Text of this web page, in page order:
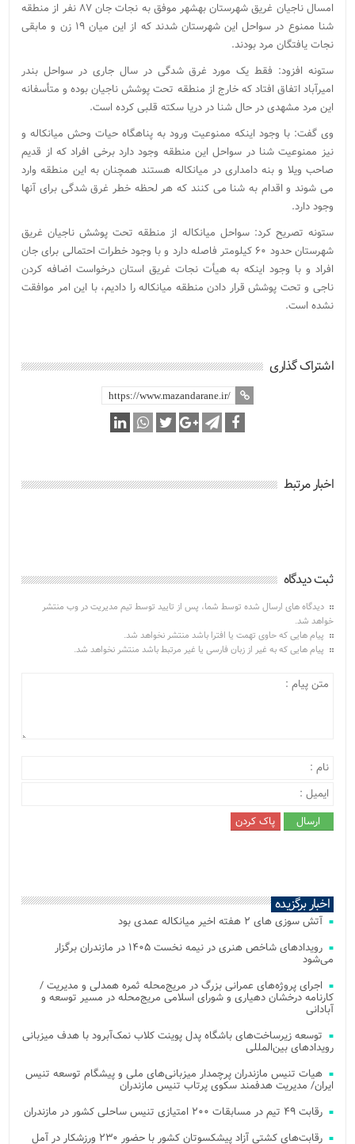
امسال ناجیان غریق شهرستان بهشهر موفق به نجات جان ۸۷ نفر از منطقه
شنا ممنوع در سواحل این شهرستان شدند که از این میان ۱۹ زن و مابقی
نجات یافتگان مرد بودند.
ستونه افزود: فقط یک مورد غرق شدگی در سال جاری در سواحل بندر
امیرآباد اتفاق افتاد که خارج از منطقه تحت پوشش ناجیان بوده و متأسفانه
این مرد مشهدی در حال شنا در دریا سکته قلبی کرده است.
وی گفت: با وجود اینکه ممنوعیت ورود به پناهگاه حیات وحش میانکاله و
نیز ممنوعیت شنا در سواحل این منطقه وجود دارد برخی افراد که از قدیم
صاحب ویلا و بنه دامداری در میانکاله هستند همچنان به این منطقه وارد
می شوند و اقدام به شنا می کنند که هر لحظه خطر غرق شدگی برای آنها
وجود دارد.
ستونه تصریح کرد: سواحل میانکاله از منطقه تحت پوشش ناجیان غریق
شهرستان حدود ۶۰ کیلومتر فاصله دارد و با وجود خطرات احتمالی برای جان
افراد و با وجود اینکه به هیأت نجات غریق استان درخواست اضافه کردن
ناجی و تحت پوشش قرار دادن منطقه میانکاله را دادیم، با این امر موافقت
نشده است.
اشتراک گذاری
اخبار مرتبط
ثبت دیدگاه
دیدگاه های ارسال شده توسط شما، پس از تایید توسط تیم مدیریت در وب منتشر
خواهد شد.
پیام هایی که حاوی تهمت یا افترا باشد منتشر نخواهد شد.
پیام هایی که به غیر از زبان فارسی یا غیر مرتبط باشد منتشر نخواهد شد.
اخبار برگزیده
آتش‌ سوزی‌ های ۲ هفته اخیر میانکاله عمدی بود
رویدادهای شاخص هنری در نیمه نخست ۱۴۰۵ در مازندران برگزار
می‌شود
اجرای پروژه‌های عمرانی بزرگ در مریج‌محله ثمره همدلی و مدیریت /
کارنامه درخشان دهیاری و شورای اسلامی مریج‌محله در مسیر توسعه و
آبادانی
توسعه زیرساخت‌های باشگاه پدل پوینت کلاب نمک‌آبرود با هدف میزبانی
رویدادهای بین‌المللی
هیات تنیس مازندران پرچمدار میزبانی‌های ملی و پیشگام توسعه تنیس
ایران/ مدیریت هدفمند سکوی پرتاب تنیس مازندران
رقابت ۴۹ تیم در مسابقات ۲۰۰ امتیازی تنیس ساحلی کشور در مازندران
رقابت‌های کشتی آزاد پیشکسوتان کشور با حضور ۲۳۰ ورزشکار در آمل